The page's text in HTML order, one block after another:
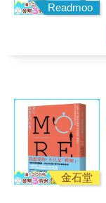
Readmoo
金石堂